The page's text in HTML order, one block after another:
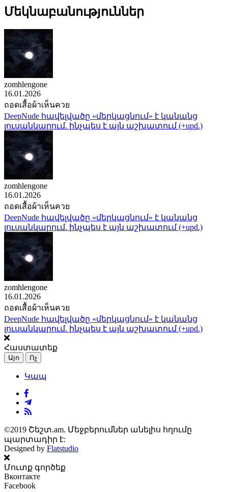
Մեկնաբանություններ
zomhlengone
16.01.2026
ถอดเสื้อผ้าเห็นควย
DeepNude հավելվածը «մերկացնում» է կանանց
լուսանկարում. ինչպես է այն աշխատում (+upd.)
zomhlengone
16.01.2026
ถอดเสื้อผ้าเห็นควย
DeepNude հավելվածը «մերկացնում» է կանանց
լուսանկարում. ինչպես է այն աշխատում (+upd.)
zomhlengone
16.01.2026
ถอดเสื้อผ้าเห็นควย
DeepNude հավելվածը «մերկացնում» է կանանց
լուսանկարում. ինչպես է այն աշխատում (+upd.)
Հաստատեք
Այո Ոչ
Կապ
©2019 Շեշտ.am. Մեջբերումներ անելիս հղումը
պարտադիր է:
Designed by Flatstudio
Մուտք գործեք
Вконтакте
Facebook